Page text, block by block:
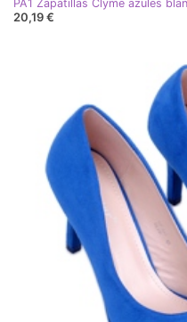
PA1 Zapatillas Clyme azules
20,19 €